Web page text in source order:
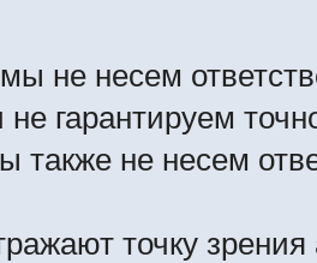
не несем
гарантируем
также не несем
точку зрения